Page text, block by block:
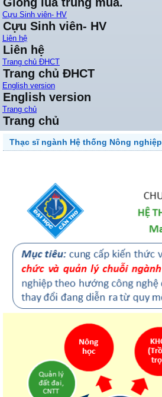
Cựu Sinh viên- HV
Cựu Sinh viên- HV
Liên hệ
Liên hệ
Trang chủ ĐHCT
Trang chủ ĐHCT
English version
English version
Trang chủ
Trang chủ
Thạc sĩ ngành Hệ thống Nông nghiệp